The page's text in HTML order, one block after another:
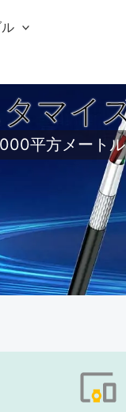
マイ
平方メート